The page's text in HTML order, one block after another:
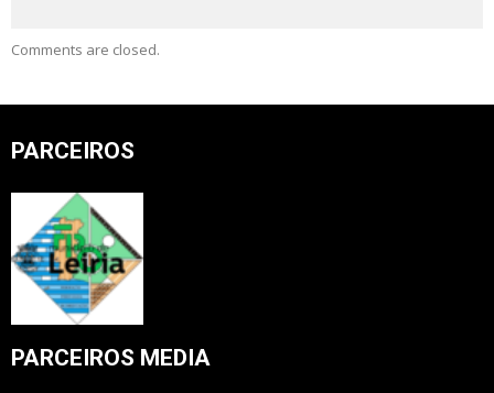
Comments are closed.
PARCEIROS
PARCEIROS MEDIA